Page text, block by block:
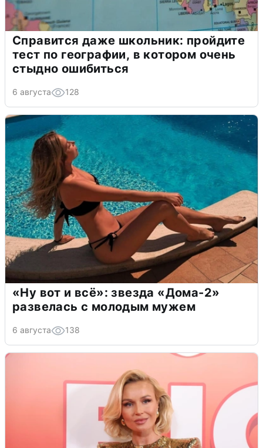
Справится даже школьник: пройдите
тест по географии, в котором очень
стыдно ошибиться
6 августа 128
«Ну вот и всё»: звезда «Дома-2»
развелась с молодым мужем
6 августа 138